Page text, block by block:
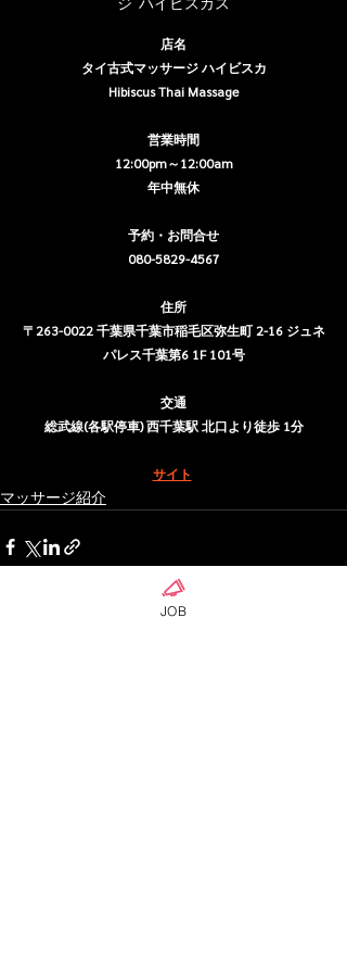
店名
タイ古式マッサージ ハイビスカ
Hibiscus Thai Massage
営業時間
12:00pm～12:00am
年中無休
予約・お問合せ
080-5829-4567
住所
〒263-0022 千葉県千葉市稲毛区弥生町 2-16 ジュネ
パレス千葉第6 1F 101号
交通
総武線(各駅停車) 西千葉駅 北口より徒歩 1分
サイト
マッサージ紹介
JOB